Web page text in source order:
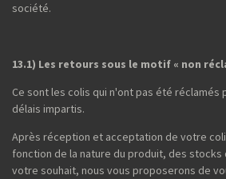
société.
13.1) Les retours sous le motif « non
Ce sont les colis qui n'ont pas été réclamés
délais impartis.
Après réception et acceptation de votre
fonction de la nature du produit, des
votre souhait, nous vous proposerons de